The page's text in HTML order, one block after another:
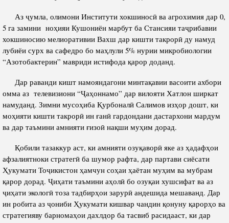
Тарҷумаи ҳол
Китобҳо
Мақолаҳо
ПРЕЗИДЕНТИ ҶУМҲУРИИ ТОҶИКИСТОН
Роҳбарон ва кормандон
Таърихи роҳбарон
Аз ҷумла, олимони Институти хокшиносӣ ва агрохимия дар 0,
5 га замини ноҳияи Кушониён марбут ба Стансияи таҷрибавии
хокшиносию мелиоративии Вахш дар кишти такрорӣ ду намуд
лубиёи сурх ва сафедро бо маҳлули 5% нурии микробиологии
“Азотобактерин” мавриди истифода қарор доданд.
Дар раванди кишт намояндагони минтақавии васоити ахбори
омма аз телевизиони “Ҷаҳоннамо” дар вилояти Хатлон ширкат
намуданд. Зимни мусоҳиба Қурбоналӣ Салимов изҳор дошт, ки
моҳияти кишти такрорӣ ин ғанӣ гардондани дастархони мардум
ва дар таъмини амнияти ғизоӣ нақши муҳим дорад.
Қобили тазаккур аст, ки амнияти озуқаворӣ яке аз ҳадафҳои
афзалиятноки стратегӣ ба шумор рафта, дар партави сиёсати
Ҳукумати Тоҷикистон ҳамчун соҳаи ҳаётан муҳим ва мубрам
қарор дорад. Ҷиҳати таъмини аҳолӣ бо озуқаи хушсифат ва аз
ҷиҳати экологӣ тоза тадбирҳои зарурӣ андешида мешаванд. Дар
ин робита аз ҷониби Ҳукумати кишвар чандин қонуну қарорҳо ва
стратегияву барномаҳои дахлдор ба тасвиб расидааст, ки дар